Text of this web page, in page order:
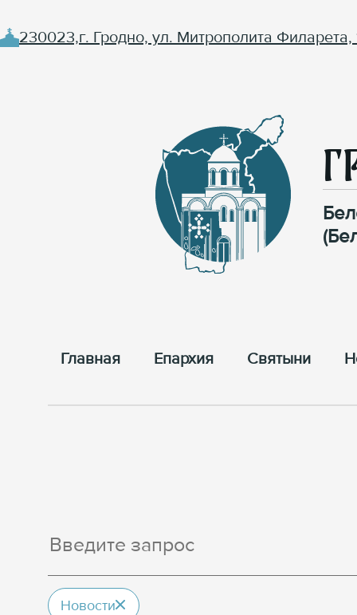
230023,г. Гродно, ул. Митрополита Филарета,
Главная Епархия Cвятыни
Новости